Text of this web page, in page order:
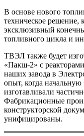
В основе нового
техническое решение,
эксклюзивный
топливного цикла и
ТВЭЛ также будет
«Пакш-2» с
наших завода в
опыт, когда
изготавливали
Фабрикационные
конструкторской
унифицированы.